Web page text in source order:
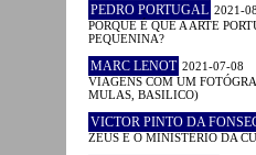
PEDRO PORTUGAL 2021-
PORQUE É QUE A ARTE
PEQUENINA?
MARC LENOT 2021-07-08
VIAGENS COM UM
MULAS, BASILICO)
VICTOR PINTO DA
ZEUS E O MINISTÉRIO DA